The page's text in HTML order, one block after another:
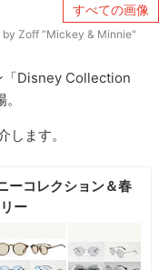
すべての画像
Zoff “Mickey & Minnie"
「Disney Collection
ます。
ーコレクション＆春
ー